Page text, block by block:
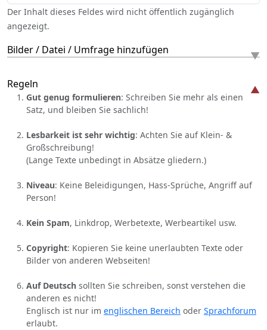
Der Inhalt dieses Feldes wird nicht öffentlich zugänglich
angezeigt.
Bilder / Datei / Umfrage hinzufügen
Regeln
Gut genug formulieren: Schreiben Sie mehr als einen
Satz, und bleiben Sie sachlich!
Lesbarkeit ist sehr wichtig: Achten Sie auf Klein- &
Großschreibung!
(Lange Texte unbedingt in Absätze gliedern.)
Niveau: Keine Beleidigungen, Hass-Sprüche, Angriff auf
Person!
Kein Spam, Linkdrop, Werbetexte, Werbeartikel usw.
Copyright: Kopieren Sie keine unerlaubten Texte oder
Bilder von anderen Webseiten!
Auf Deutsch sollten Sie schreiben, sonst verstehen die
anderen es nicht!
Englisch ist nur im englischen Bereich oder Sprachforum
erlaubt.